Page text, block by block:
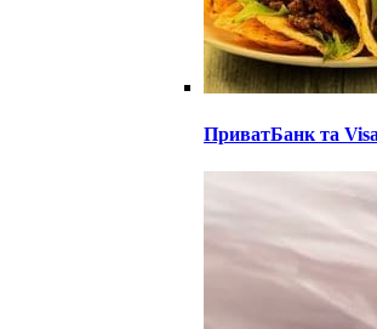
ПриватБанк та Visa